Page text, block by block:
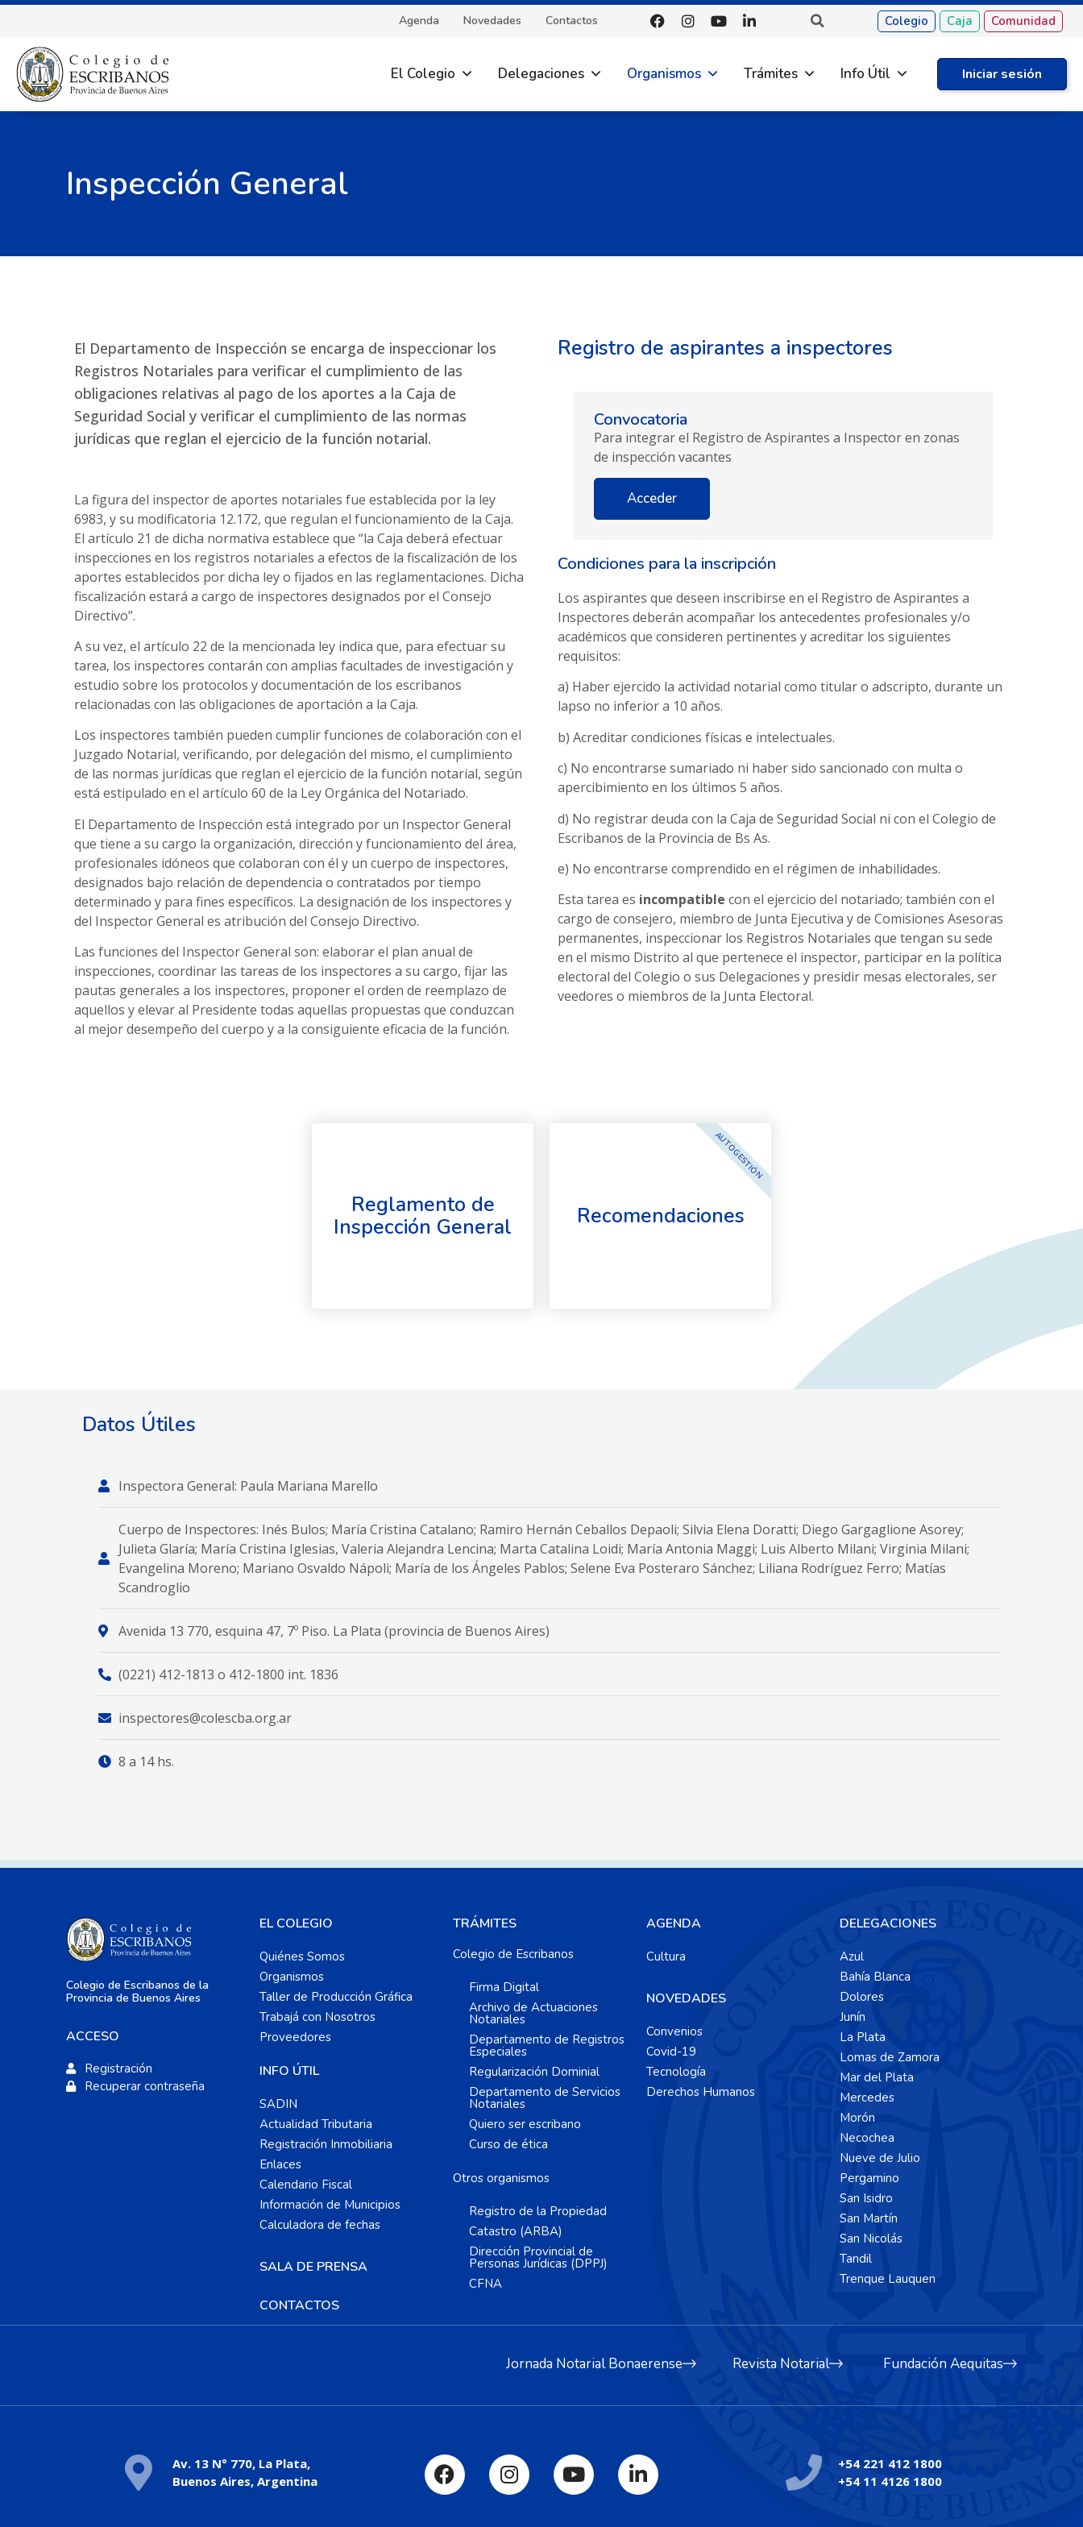
Agenda Novedades Contactos Colegio Caja Comunidad
El Colegio Delegaciones Organismos Trámites Info Útil Iniciar sesión
Inspección General
El Departamento de Inspección se encarga de inspeccionar los
Registros Notariales para verificar el cumplimiento de las
obligaciones relativas al pago de los aportes a la Caja de
Seguridad Social y verificar el cumplimiento de las normas
jurídicas que reglan el ejercicio de la función notarial.
La figura del inspector de aportes notariales fue establecida por la ley
6983, y su modificatoria 12.172, que regulan el funcionamiento de la Caja.
El artículo 21 de dicha normativa establece que “la Caja deberá efectuar
inspecciones en los registros notariales a efectos de la fiscalización de los
aportes establecidos por dicha ley o fijados en las reglamentaciones. Dicha
fiscalización estará a cargo de inspectores designados por el Consejo
Directivo”.
A su vez, el artículo 22 de la mencionada ley indica que, para efectuar su
tarea, los inspectores contarán con amplias facultades de investigación y
estudio sobre los protocolos y documentación de los escribanos
relacionadas con las obligaciones de aportación a la Caja.
Los inspectores también pueden cumplir funciones de colaboración con el
Juzgado Notarial, verificando, por delegación del mismo, el cumplimiento
de las normas jurídicas que reglan el ejercicio de la función notarial, según
está estipulado en el artículo 60 de la Ley Orgánica del Notariado.
El Departamento de Inspección está integrado por un Inspector General
que tiene a su cargo la organización, dirección y funcionamiento del área,
profesionales idóneos que colaboran con él y un cuerpo de inspectores,
designados bajo relación de dependencia o contratados por tiempo
determinado y para fines específicos. La designación de los inspectores y
del Inspector General es atribución del Consejo Directivo.
Las funciones del Inspector General son: elaborar el plan anual de
inspecciones, coordinar las tareas de los inspectores a su cargo, fijar las
pautas generales a los inspectores, proponer el orden de reemplazo de
aquellos y elevar al Presidente todas aquellas propuestas que conduzcan
al mejor desempeño del cuerpo y a la consiguiente eficacia de la función.
Registro de aspirantes a inspectores
Convocatoria
Para integrar el Registro de Aspirantes a Inspector​ en zonas
de inspección vacantes
Acceder
Condiciones para la inscripción
Los aspirantes que deseen inscribirse en el Registro de Aspirantes a
Inspectores deberán acompañar los antecedentes profesionales y/o
académicos que consideren pertinentes y acreditar los siguientes
requisitos:
a) Haber ejercido la actividad notarial como titular o adscripto, durante un
lapso no inferior a 10 años.
b) Acreditar condiciones físicas e intelectuales.
c) No encontrarse sumariado ni haber sido sancionado con multa o
apercibimiento en los últimos 5 años.
d) No registrar deuda con la Caja de Seguridad Social ni con el Colegio de
Escribanos de la Provincia de Bs As.
e) No encontrarse comprendido en el régimen de inhabilidades.
Esta tarea es incompatible con el ejercicio del notariado; también con el
cargo de consejero, miembro de Junta Ejecutiva y de Comisiones Asesoras
permanentes, inspeccionar los Registros Notariales que tengan su sede
en el mismo Distrito al que pertenece el inspector, participar en la política
electoral del Colegio o sus Delegaciones y presidir mesas electorales, ser
veedores o miembros de la Junta Electoral.
Reglamento de
Inspección General
Recomendaciones
AUTOGESTIÓN
Datos Útiles
Inspectora General: Paula Mariana Marello
Cuerpo de Inspectores: Inés Bulos; María Cristina Catalano; Ramiro Hernán Ceballos Depaoli; Silvia Elena Doratti; Diego Gargaglione Asorey;
Julieta Glaría; María Cristina Iglesias, Valeria Alejandra Lencina; Marta Catalina Loidi; María Antonia Maggi; Luis Alberto Milani; Virginia Milani;
Evangelina Moreno; Mariano Osvaldo Nápoli; María de los Ángeles Pablos; Selene Eva Posteraro Sánchez; Liliana Rodríguez Ferro; Matías
Scandroglio
Avenida 13 770, esquina 47, 7º Piso. La Plata (provincia de Buenos Aires)
(0221) 412-1813 o 412-1800 int. 1836
inspectores@colescba.org.ar
8 a 14 hs.
Colegio de Escribanos de la
Provincia de Buenos Aires
ACCESO
Registración
Recuperar contraseña
EL COLEGIO
Quiénes Somos
Organismos
Taller de Producción Gráfica
Trabajá con Nosotros
Proveedores
INFO ÚTIL
SADIN
Actualidad Tributaria
Registración Inmobiliaria
Enlaces
Calendario Fiscal
Información de Municipios
Calculadora de fechas
SALA DE PRENSA
CONTACTOS
TRÁMITES
Colegio de Escribanos
Firma Digital
Archivo de Actuaciones
Notariales
Departamento de Registros
Especiales
Regularización Dominial
Departamento de Servicios
Notariales
Quiero ser escribano
Curso de ética
Otros organismos
Registro de la Propiedad
Catastro (ARBA)
Dirección Provincial de
Personas Jurídicas (DPPJ)
CFNA
AGENDA
Cultura
NOVEDADES
Convenios
Covid-19
Tecnología
Derechos Humanos
DELEGACIONES
Azul
Bahía Blanca
Dolores
Junín
La Plata
Lomas de Zamora
Mar del Plata
Mercedes
Morón
Necochea
Nueve de Julio
Pergamino
San Isidro
San Martín
San Nicolás
Tandil
Trenque Lauquen
Jornada Notarial Bonaerense Revista Notarial Fundación Aequitas
Av. 13 N° 770, La Plata,
Buenos Aires, Argentina
+54 221 412 1800
+54 11 4126 1800